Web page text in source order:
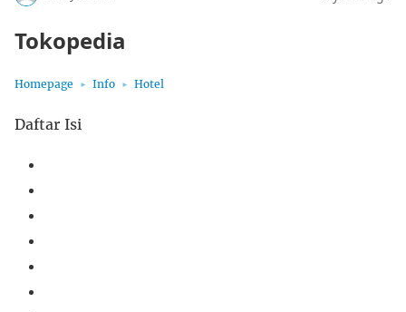
Tokopedia
Homepage Info Hotel
Daftar Isi